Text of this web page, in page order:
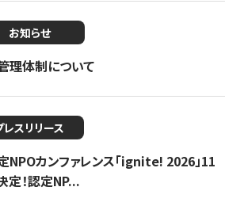
お知らせ
理体制について
レスリリース
NPOカンファレンス「ignite! 2026」11
！認定NP...